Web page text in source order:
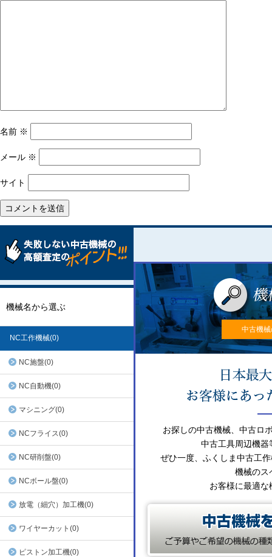
名前 ※
メール ※
サイト
機械名から選ぶ
NC工作機械(0)
NC施盤(0)
NC自動機(0)
マシニング(0)
NCフライス(0)
NC研削盤(0)
NCボール盤(0)
放電（細穴）加工機(0)
ワイヤーカット(0)
ピストン加工機(0)
中古機
お探しの中古機械、中古ロ
中古工具周辺機器
ぜひ一度、ふくしま中古工
機械のス
お客様に最適